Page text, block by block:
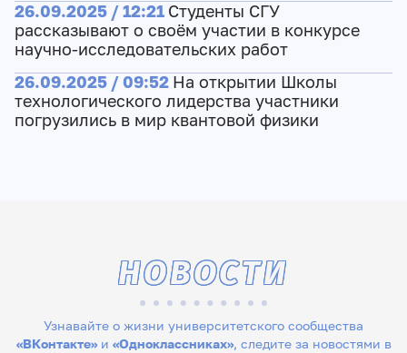
26.09.2025 / 12:21 Студенты СГУ
рассказывают о своём участии в конкурсе
научно-исследовательских работ
26.09.2025 / 09:52 На открытии Школы
технологического лидерства участники
погрузились в мир квантовой физики
Узнавайте о жизни университетского сообщества
«ВКонтакте»и «Одноклассниках», следите за новостями в
НОВОСТИ